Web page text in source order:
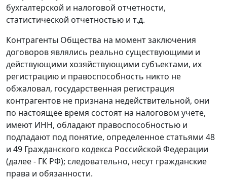
бухгалтерской и налоговой отчетности,
статистической отчетностью и т.д.
Контрагенты Общества на момент заключения
договоров являлись реально существующими и
действующими хозяйствующими субъектами, их
регистрацию и правоспособность никто не
обжаловал, государственная регистрация
контрагентов не признана недействительной, они
по настоящее время состоят на налоговом учете,
имеют ИНН, обладают правоспособностью и
подпадают под понятие, определенное статьями 48
и 49 Гражданского кодекса Российской Федерации
(далее - ГК РФ); следовательно, несут гражданские
права и обязанности.